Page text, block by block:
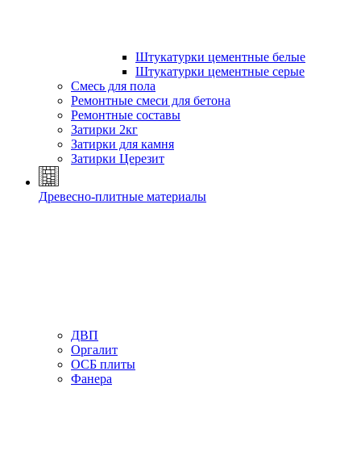
Штукатурки цементные белые
Штукатурки цементные серые
Смесь для пола
Ремонтные смеси для бетона
Ремонтные составы
Затирки 2кг
Затирки для камня
Затирки Церезит
Древесно-плитные материалы
ДВП
Оргалит
ОСБ плиты
Фанера